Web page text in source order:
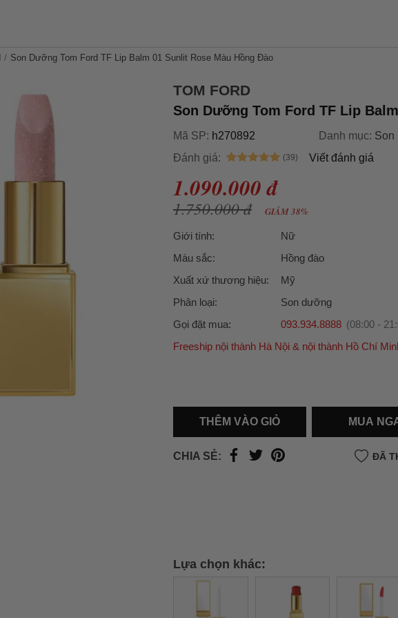
Son Dưỡng Tom Ford TF Lip Balm 01 Sunlit Rose Màu Hồng Đào
TOM FORD
Son Dưỡng Tom Ford TF Lip
Mã SP: h270892 Danh mục: Son
Đánh giá:
Viết đánh giá
1.090.000 đ
1.750.000 đ GIẢM 38%
Giới tính:
Nữ
Màu sắc:
Hồng đào
Xuất xứ thương hiệu:
Mỹ
Phân loại:
Son dưỡng
Gọi đặt mua:
093.934.8888 (08:00 -
Freeship nội thành Hà Nội & nội thành Hồ Chí
Hồ Chí Minh).
thành
Hồ Chí Minh, khách hàng muốn giao
trong ngày hoặc Đơn hàng giao hỏa tốc theo
THÊM VÀO GIỎ MUA
CHIA SẺ: ĐÃ
Lựa chọn khác: